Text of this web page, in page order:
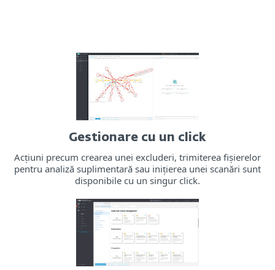
Gestionare cu un click
Acțiuni precum crearea unei excluderi, trimiterea fișierelor
pentru analiză suplimentară sau inițierea unei scanări sunt
disponibile cu un singur click.